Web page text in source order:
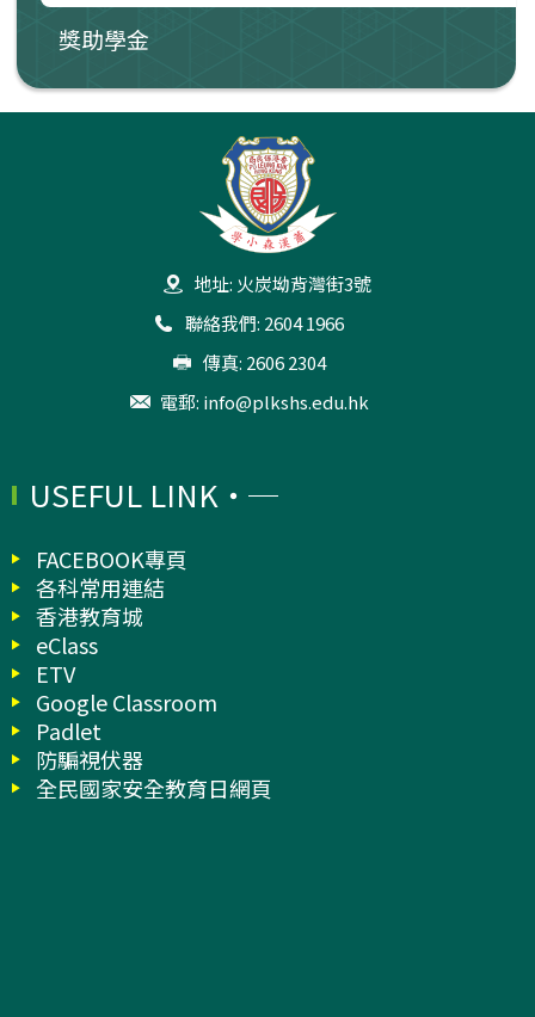
獎助學金
地址: 火炭坳背灣街3號
聯絡我們: 2604 1966
傳真: 2606 2304
電郵: info@plkshs.edu.hk
USEFUL LINK
FACEBOOK專頁
各科常用連結
香港教育城
eClass
ETV
Google Classroom
Padlet
防騙視伏器
全民國家安全教育日網頁